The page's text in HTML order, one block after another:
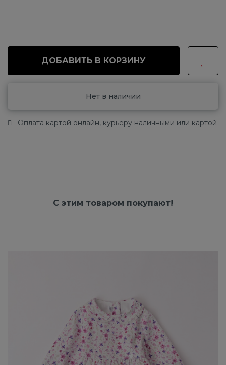
ДОБАВИТЬ В КОРЗИНУ
Нет в наличии
Оплата картой онлайн, курьеру наличными или картой
С этим товаром покупают!